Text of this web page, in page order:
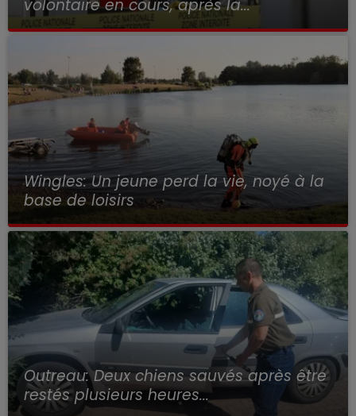
volontaire en cours, après la...
Wingles: Un jeune perd la vie, noyé à la
base de loisirs
Outreau: Deux chiens sauvés après être
restés plusieurs heures...